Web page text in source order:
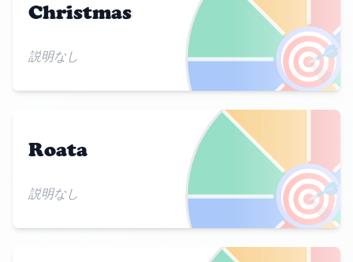
🎯
Christmas
説明なし
🎯
Roata
説明なし